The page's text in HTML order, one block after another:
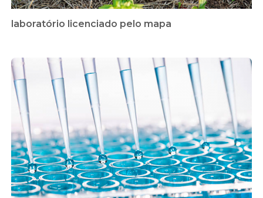
laboratório licenciado pelo mapa